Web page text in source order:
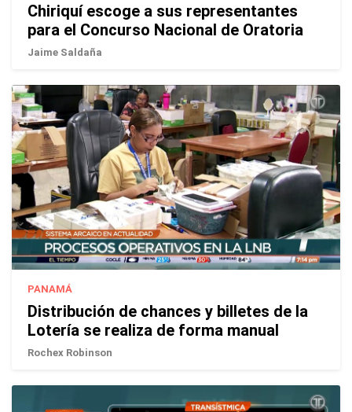
Chiriquí escoge a sus representantes
para el Concurso Nacional de Oratoria
Jaime Saldaña
PANAMÁ
Distribución de chances y billetes de la
Lotería se realiza de forma manual
Rochex Robinson